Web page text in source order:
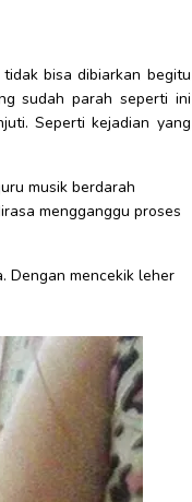
bisa dibiarkan begitu
sudah parah seperti ini
Seperti kejadian yang
musik berdarah
mengganggu proses
Dengan mencekik leher